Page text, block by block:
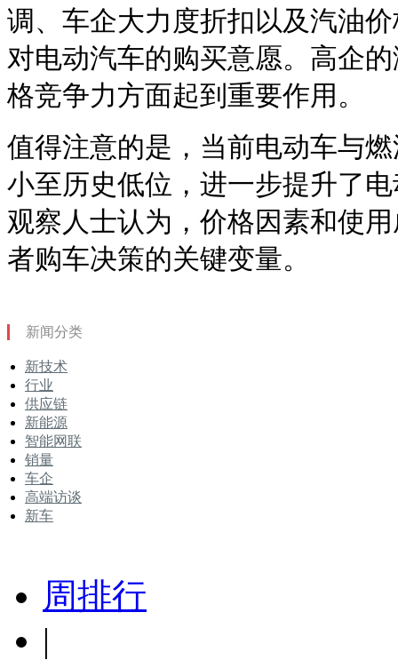
调、车企大力度折扣以及汽油
对电动汽车的购买意愿。高企
格竞争力方面起到重要作用。
值得注意的是，当前电动车与
小至历史低位，进一步提升了
观察人士认为，价格因素和使
者购车决策的关键变量。
新闻分类
新技术
行业
供应链
新能源
智能网联
销量
车企
高端访谈
新车
周排行
|